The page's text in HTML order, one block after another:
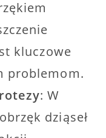
kluczowe
problemom.
: W
dziąseł